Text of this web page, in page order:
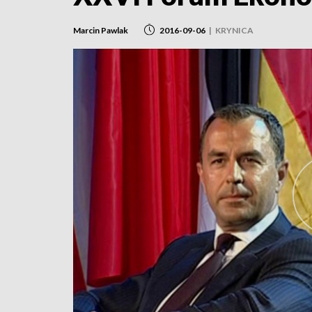
Marcin Pawlak 2016-09-06 | KRYNICA